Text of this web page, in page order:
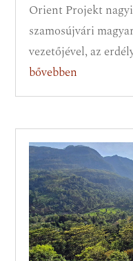
Orient Projekt
szamosújvári
vezetőjével, az
bővebben